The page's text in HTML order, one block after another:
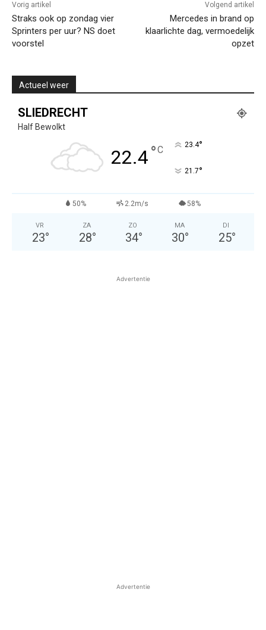
Vorig artikel
Straks ook op zondag vier
Sprinters per uur? NS doet
voorstel
Volgend artikel
Mercedes in brand op
klaarlichte dag, vermoedelijk
opzet
Actueel weer
SLIEDRECHT
Half Bewolkt
22.4°C 23.4°
21.7°
50% 2.2m/s 58%
VR
23°
ZA
28°
ZO
34°
MA
30°
DI
25°
Advertentie
Advertentie